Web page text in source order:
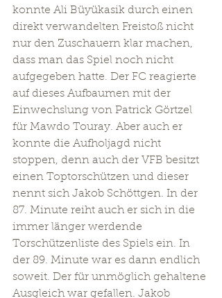
konnte Ali Büyükasik durch einen
direkt verwandelten Freistoß nicht
nur den Zuschauern klar machen,
dass man das Spiel noch nicht
aufgegeben hatte. Der FC reagierte
auf dieses Aufbaumen mit der
Einwechslung von Patrick Görtzel
für Mawdo Touray. Aber auch er
konnte die Aufholjagd nicht
stoppen, denn auch der VFB besitzt
einen Toptorschützen und dieser
nennt sich Jakob Schöttgen. In der
87. Minute reiht auch er sich in die
immer länger werdende
Torschützenliste des Spiels ein. In
der 89. Minute war es dann endlich
soweit. Der für unmöglich gehaltene
Ausgleich war gefallen. Jakob